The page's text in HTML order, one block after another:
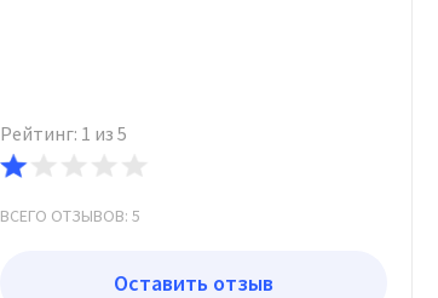
Рейтинг: 1 из 5
ВСЕГО ОТЗЫВОВ: 5
Оставить отзыв